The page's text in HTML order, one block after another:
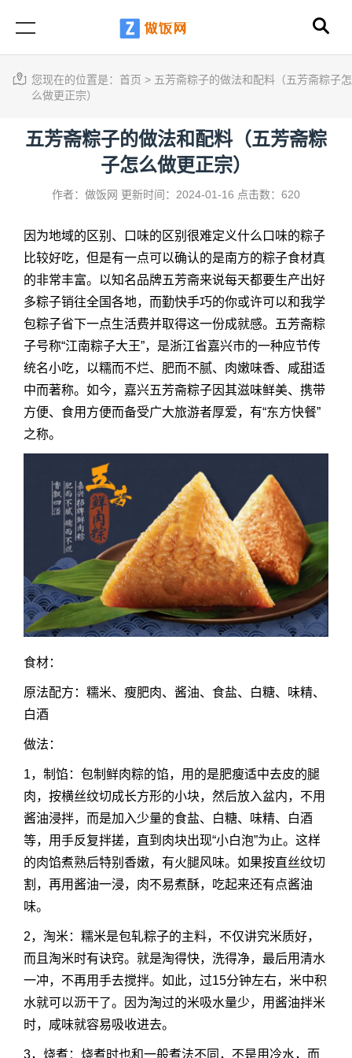
您现在的位置是： 首页 > 五芳斋粽子的做法和配料（五芳斋粽子怎
么做更正宗）
五芳斋粽子的做法和配料（五芳斋粽
子怎么做更正宗）
作者：做饭网 更新时间：2024-01-16 点击数：620
因为地域的区别、口味的区别很难定义什么口味的粽子
比较好吃，但是有一点可以确认的是南方的粽子食材真
的非常丰富。以知名品牌五芳斋来说每天都要生产出好
多粽子销往全国各地，而勤快手巧的你或许可以和我学
包粽子省下一点生活费并取得这一份成就感。五芳斋粽
子号称“江南粽子大王”，是浙江省嘉兴市的一种应节传
统名小吃，以糯而不烂、肥而不腻、肉嫩味香、咸甜适
中而著称。如今，嘉兴五芳斋粽子因其滋味鲜美、携带
方便、食用方便而备受广大旅游者厚爱，有“东方快餐”
之称。
食材：
原法配方：糯米、瘦肥肉、酱油、食盐、白糖、味精、
白酒
做法：
1，制馅：包制鲜肉粽的馅，用的是肥瘦适中去皮的腿
肉，按横丝纹切成长方形的小块，然后放入盆内，不用
酱油浸拌，而是加入少量的食盐、白糖、味精、白酒
等，用手反复拌搓，直到肉块出现“小白泡”为止。这样
的肉馅煮熟后特别香嫩，有火腿风味。如果按直丝纹切
割，再用酱油一浸，肉不易煮酥，吃起来还有点酱油
味。
2，淘米：糯米是包轧粽子的主料，不仅讲究米质好，
而且淘米时有诀窍。就是淘得快，洗得净，最后用清水
一冲，不再用手去搅拌。如此，过15分钟左右，米中积
水就可以沥干了。因为淘过的米吸水量少，用酱油拌米
时，咸味就容易吸收进去。
3，烧煮：烧煮时也和一般煮法不同，不是用冷水，而